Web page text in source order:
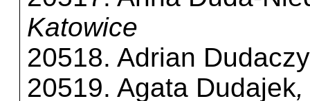
Katowice
20518. Adrian
20519. Agata Dudajek